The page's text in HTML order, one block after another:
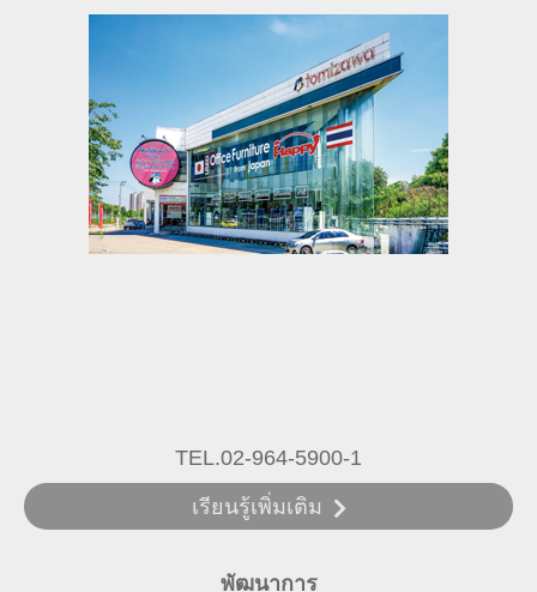
TEL.02-964-5900-1
เรียนรู้เพิ่มเติม
พัฒนาการ